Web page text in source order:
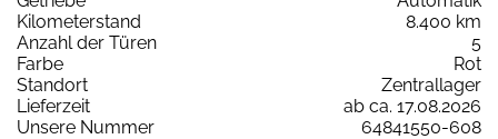
Kilometerstand
8.400 km
Anzahl der Türen
5
Farbe
Rot
Standort
Zentrallager
Lieferzeit
ab ca. 17.08.2026
Unsere Nummer
64841550-608